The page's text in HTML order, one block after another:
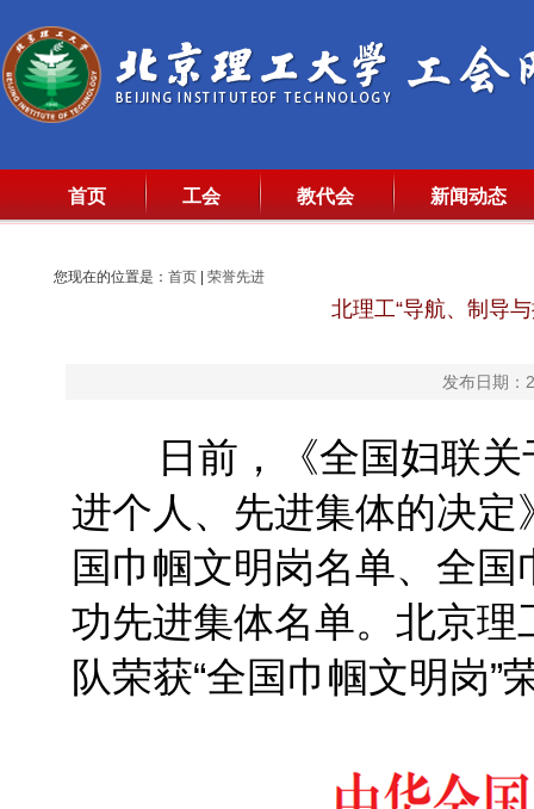
首页 工会 教代会 新闻动态
您现在的位置是： 首页 荣誉先进
北理工“导航、制导
发布日期：
日前，《全国妇联关
进个人、先进集体的决
国巾帼文明岗名单、全
功先进集体名单。北京
队荣获“全国巾帼文明岗”